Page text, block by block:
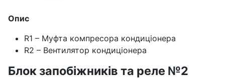
Опис
R1 – Муфта компресора кондиціонера
R2 – Вентилятор кондиціонера
Блок запобіжників та реле №2